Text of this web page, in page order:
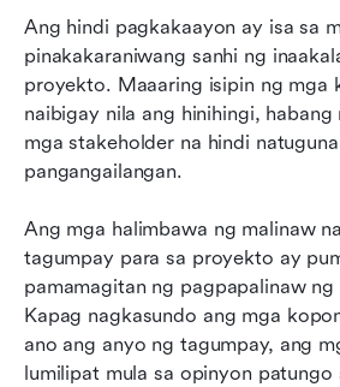
Ang hindi pagkakaayon ay isa sa
pinakakaraniwang sanhi ng
proyekto. Maaaring isipin ng mga
naibigay nila ang hinihingi, habang
mga stakeholder na hindi
pangangailangan.
Ang mga halimbawa ng malinaw
tagumpay para sa proyekto ay
pamamagitan ng pagpapalinaw ng
Kapag nagkasundo ang mga
ano ang anyo ng tagumpay, ang
lumilipat mula sa opinyon